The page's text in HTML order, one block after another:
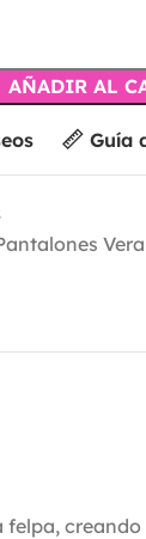
AÑADIR AL
Guía